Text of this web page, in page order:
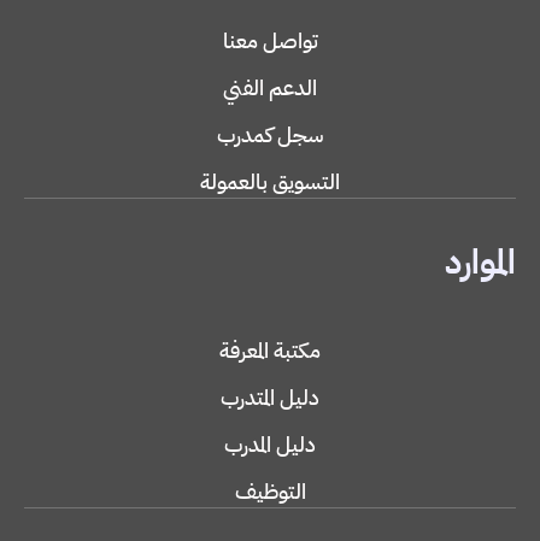
تواصل معنا
الدعم الفني
سجل كمدرب
التسويق بالعمولة
الموارد
مكتبة المعرفة
دليل المتدرب
دليل المدرب
التوظيف